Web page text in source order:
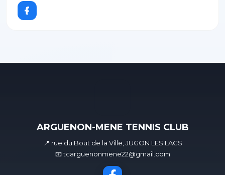
ARGUENON-MENE TENNIS CLUB
📍 rue du Bout de la Ville, JUGON LES LACS
📧 tcarguenonmene22@gmail.com